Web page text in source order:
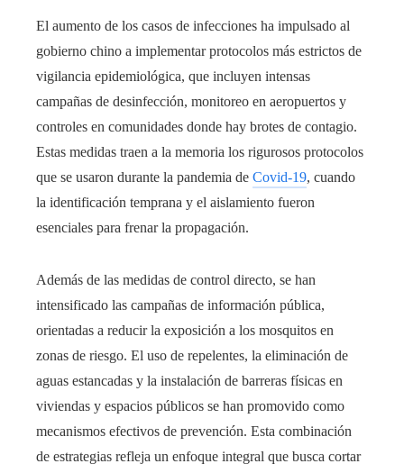
El aumento de los casos de infecciones ha impulsado al
gobierno chino a implementar protocolos más estrictos de
vigilancia epidemiológica, que incluyen intensas
campañas de desinfección, monitoreo en aeropuertos y
controles en comunidades donde hay brotes de contagio.
Estas medidas traen a la memoria los rigurosos protocolos
que se usaron durante la pandemia de Covid-19, cuando
la identificación temprana y el aislamiento fueron
esenciales para frenar la propagación.
Además de las medidas de control directo, se han
intensificado las campañas de información pública,
orientadas a reducir la exposición a los mosquitos en
zonas de riesgo. El uso de repelentes, la eliminación de
aguas estancadas y la instalación de barreras físicas en
viviendas y espacios públicos se han promovido como
mecanismos efectivos de prevención. Esta combinación
de estrategias refleja un enfoque integral que busca cortar